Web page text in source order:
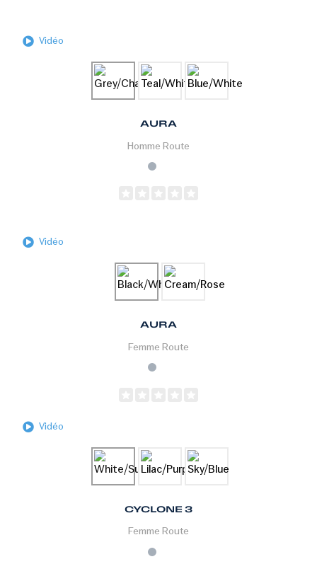
Vidéo
AURA
Homme Route
Vidéo
AURA
Femme Route
Vidéo
CYCLONE 3
Femme Route